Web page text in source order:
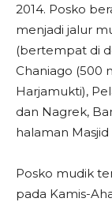
2014. Posko
menjadi jalur
(bertempat di
Chaniago (500
Harjamukti),
dan Nagrek,
halaman
Posko mudik
pada Kamis-